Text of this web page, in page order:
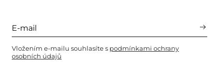
Vložením e-mailu souhlasíte s podmínkami ochrany
osobních údajů